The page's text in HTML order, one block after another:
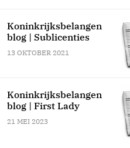
Koninkrijksbelangen
blog | Sublicenties
13 OKTOBER 2021
Koninkrijksbelangen
blog | First Lady
21 MEI 2023